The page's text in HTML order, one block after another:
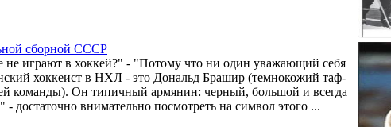
сборной СССР
не играют в хоккей?" - "Потому что ни один уважающий себя
хоккеист в НХЛ - это Дональд Брашир (темнокожий таф-
команды). Он типичный армянин: черный, большой и всегда
внимательно посмотреть на символ этого ...